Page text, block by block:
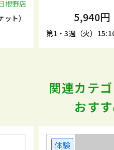
（税込／2チケ
1・3週（火）15:10～15:40
関連カテ
おす